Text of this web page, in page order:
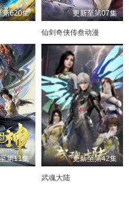
第620集 更新至第07集
仙剑奇侠传叁动漫
第11集 更新至第42集
武魂大陆